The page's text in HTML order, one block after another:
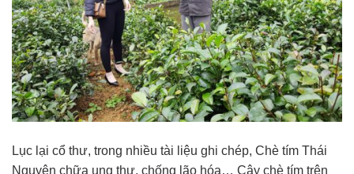
Lục lại cổ thư, trong nhiều tài liệu ghi chép, Chè tím Thái
Nguyên chữa ung thư, chống lão hóa… Cây chè tím trên